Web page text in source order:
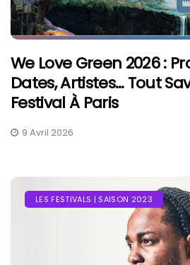
We Love Green 2026 :
Dates, Artistes… Tout
Festival À Paris
9 Avril 2026
LES FESTIVALS | SAISON 2023